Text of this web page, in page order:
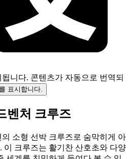
니다. 콘텐츠가 자동으로 번역되
표시합니다.
벤처 크루즈
의 소형 선박 크루즈로 숨막히게 아
이 크루즈는 활기찬 산호초와 다양